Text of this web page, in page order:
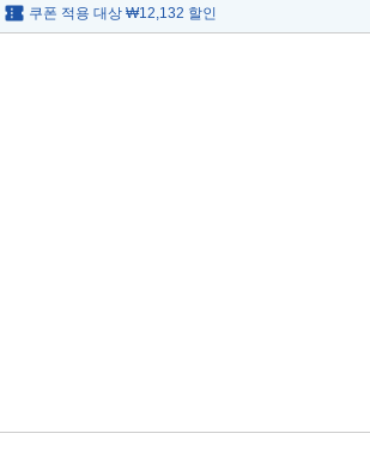
쿠폰 적용 대상 ₩12,132 할인